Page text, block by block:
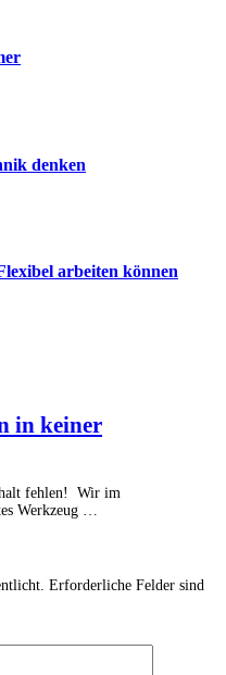
denken
arbeiten können
in keiner
fehlen! Wir im
Werkzeug …
Erforderliche Felder sind